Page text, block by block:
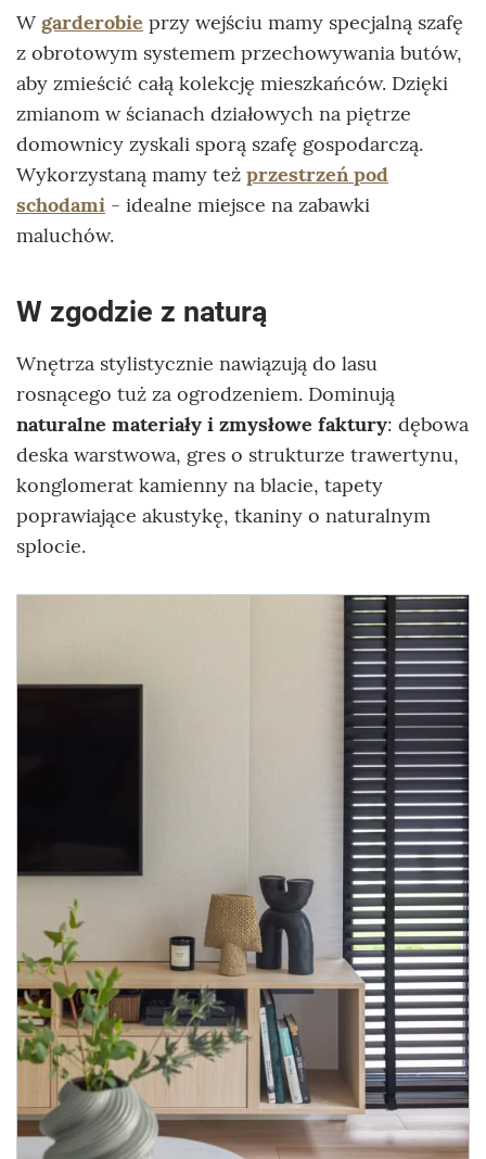
W garderobie przy wejściu mamy specjalną szafę
z obrotowym systemem przechowywania butów,
aby zmieścić całą kolekcję mieszkańców. Dzięki
zmianom w ścianach działowych na piętrze
domownicy zyskali sporą szafę gospodarczą.
Wykorzystaną mamy też przestrzeń pod
schodami - idealne miejsce na zabawki
maluchów.
W zgodzie z naturą
Wnętrza stylistycznie nawiązują do lasu
rosnącego tuż za ogrodzeniem. Dominują
naturalne materiały i zmysłowe faktury: dębowa
deska warstwowa, gres o strukturze trawertynu,
konglomerat kamienny na blacie, tapety
poprawiające akustykę, tkaniny o naturalnym
splocie.